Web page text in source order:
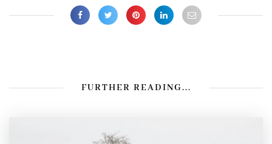
FURTHER READING...